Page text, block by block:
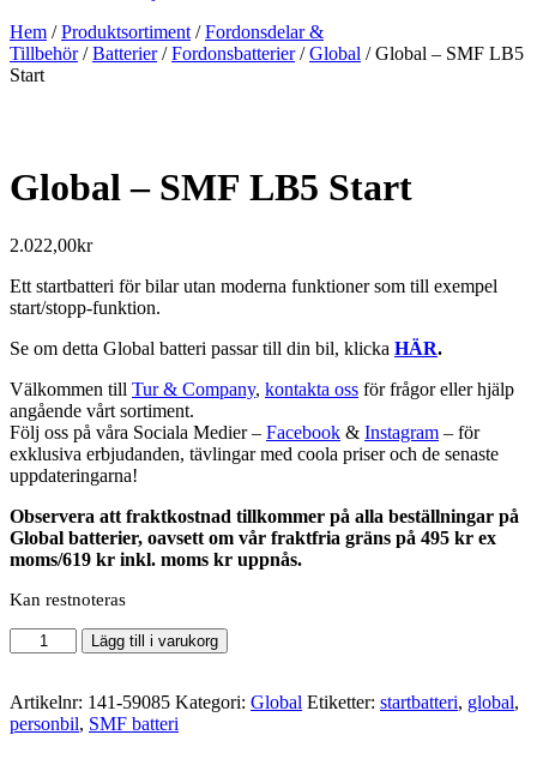
Hem /Produktsortiment /Fordonsdelar &
Tillbehör/Batterier/Fordonsbatterier/Global / Global – SMF LB5
Start
Global – SMF LB5 Start
2.022,00kr
Ett startbatteri för bilar utan moderna funktioner som till exempel
start/stopp-funktion.
Se om detta Global batteri passar till din bil, klicka HÄR.
Välkommen till Tur & Company, kontakta oss för frågor eller hjälp
angående vårt sortiment.
Följ oss på våra Sociala Medier – Facebook & Instagram – för
exklusiva erbjudanden, tävlingar med coola priser och de senaste
uppdateringarna!
Observera att fraktkostnad tillkommer på alla beställningar på
Global batterier, oavsett om vår fraktfria gräns på 495 kr ex
moms/619 kr inkl. moms kr uppnås.
Kan restnoteras
Global
-
LB5
Start
Lägg till i varukorg
Artikelnr: 141-59085 Kategori: Global Etiketter: startbatteri, global,
personbil, SMF batteri